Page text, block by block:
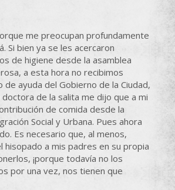
me preocupan profundamente
Si bien ya se les acercaron
de higiene desde la asamblea
a esta hora no recibimos
de ayuda del Gobierno de la Ciudad,
doctora de la salita me dijo que a mi
de comida desde la
Social y Urbana. Pues ahora
Es necesario que, al menos,
hisopado a mis padres en su propia
¡porque todavía no los
por una vez, nos tienen que